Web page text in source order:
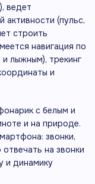
ведет
активности (пульс,
строить
навигация по
лыжным), трекинг
и
с белым и
и на природе.
звонки,
на звонки
и динамику